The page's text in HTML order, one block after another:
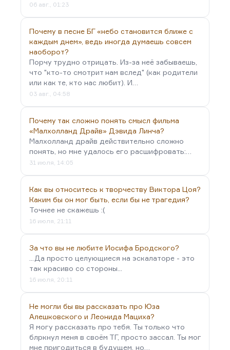
06 авг., 01:23
Почему в песне БГ «небо становится ближе с
каждым днем», ведь иногда думаешь совсем
наоборот?
Порчу трудно отрицать. Из-за неё забываешь,
что "кто-то смотрит нам вслед" (как родители
или как те, кто нас любит). И…
03 авг., 04:58
Почему так сложно понять смысл фильма
«Малхолланд Драйв» Дэвида Линча?
Малхолланд драйв действительно сложно
понять, но мне удалось его расшифровать:…
31 июля, 14:05
Как вы относитесь к творчеству Виктора Цоя?
Каким бы он мог быть, если бы не трагедия?
Точнее не скажешь :(
16 июля, 21:11
За что вы не любите Иосифа Бродского?
...Да просто целующиеся на эскалаторе - это
так красиво со стороны...
16 июля, 20:11
Не могли бы вы рассказать про Юза
Алешковского и Леонида Мациха?
Я могу рассказать про тебя. Ты только что
блркнул меня в своём ТГ, просто зассал. Ты мог
мне пригодиться в будущем, но…